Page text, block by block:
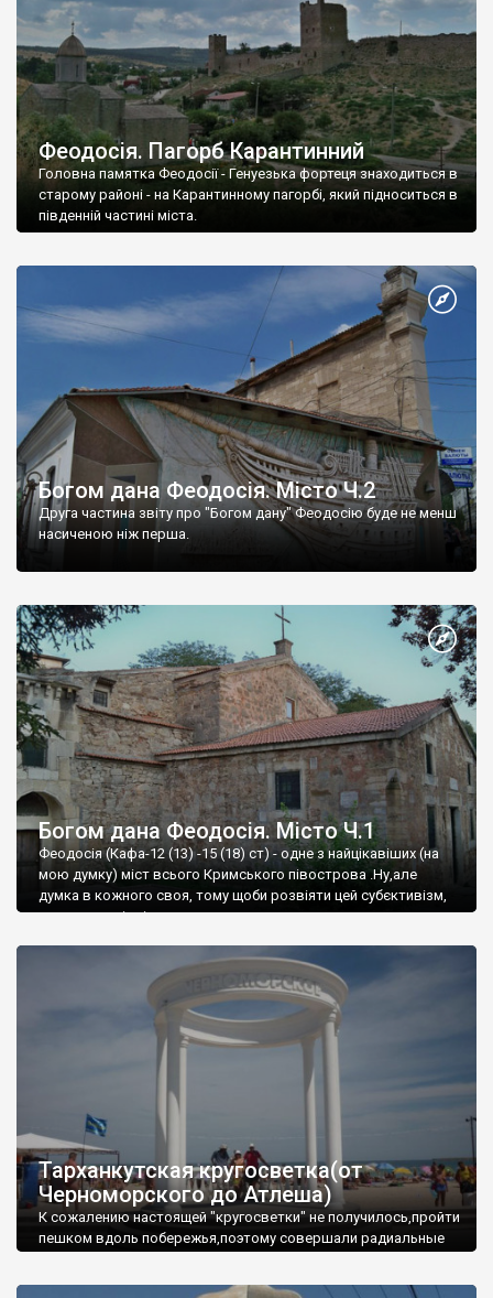
Феодосія. Пагорб Карантинний
Головна памятка Феодосії - Генуезька фортеця знаходиться в
старому районі - на Карантинному пагорбі, який підноситься в
південній частині міста.
Богом дана Феодосія. Місто Ч.2
Друга частина звіту про "Богом дану" Феодосію буде не менш
насиченою ніж перша.
Богом дана Феодосія. Місто Ч.1
Феодосія (Кафа-12 (13) -15 (18) ст) - одне з найцікавіших (на
мою думку) міст всього Кримського півострова .Ну,але
думка в кожного своя, тому щоби розвіяти цей субєктивізм,
запрошую відвідати це
Тарханкутская кругосветка(от
Черноморского до Атлеша)
К сожалению настоящей "кругосветки" не получилось,пройти
пешком вдоль побережья,поэтому совершали радиальные